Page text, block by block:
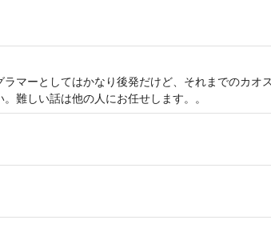
マーとしてはかなり後発だけど、それまでのカオ
難しい話は他の人にお任せします。。